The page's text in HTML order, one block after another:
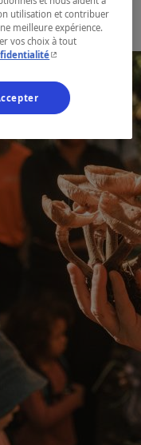
utilisation et contribuer
meilleure expérience.
vos choix à tout
- Cet hyperlien